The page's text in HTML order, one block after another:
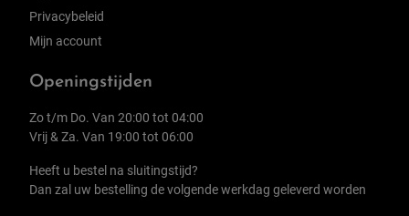
Privacybeleid
Mijn account
Openingstijden
Zo t/m Do. Van 20:00 tot 04:00
Vrij & Za. Van 19:00 tot 06:00
Heeft u bestel na sluitingstijd?
Dan zal uw bestelling de volgende werkdag geleverd worden